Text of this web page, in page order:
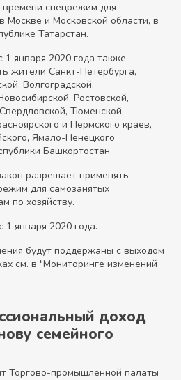
спецрежим для
Москве и Московской области, в
Татарстан.
1 января 2020 года также
жители Санкт-Петербурга,
Волгоградской,
Ростовской,
Тюменской,
и Пермского краев,
Ямало-Ненецкого
Башкортостан.
разрешает применять
для самозанятых
по хозяйству.
1 января 2020 года.
будут поддержаны с выходом
см. в "Мониторинге изменений
доход
семейного
Торгово-промышленной палаты